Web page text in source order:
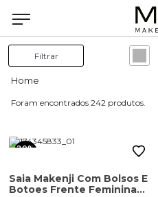
Filtrar
242
20%
Saia Makenji Com Bolsos E
Botoes Frente Feminina